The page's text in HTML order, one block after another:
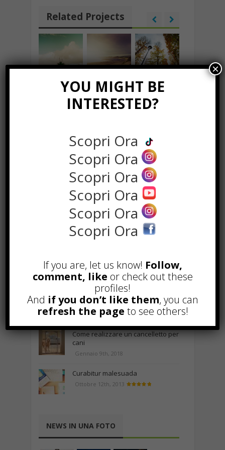
Related Projects
Drey_22 e vita da social: la casetta fai da
te fa oltre 2 milioni di visualizzazioni
Popular Recent
quello che c’è da sapere!
Agosto 27th, 2017
Noleggio a breve e lungo termine,
le differenze
Maggio 15th, 2018
Come realizzare un cancelletto per
cani
Gennaio 9th, 2018
Curabitur malesuada
Ottobre 12th, 2013
NEWS IN UNA FOTO
YOU MIGHT BE
INTERESTED?
Scopri Ora
Scopri Ora
Scopri Ora
Scopri Ora
Scopri Ora
Scopri Ora
If you are, let us know! Follow,
comment, like or check out these
profiles!
And if you don’t like them, you can
refresh the page to see others!
×